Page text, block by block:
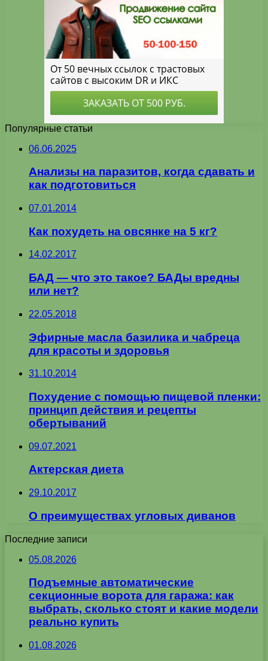
Популярные статьи
06.06.2025
Анализы на паразитов, когда сдавать и
как подготовиться
07.01.2014
Как похудеть на овсянке на 5 кг?
14.02.2017
БАД — что это такое? БАДы вредны
или нет?
22.05.2018
Эфирные масла базилика и чабреца
для красоты и здоровья
31.10.2014
Похудение с помощью пищевой пленки:
принцип действия и рецепты
обертываний
09.07.2021
Актерская диета
29.10.2017
О преимуществах угловых диванов
Последние записи
05.08.2026
Подъемные автоматические
секционные ворота для гаража: как
выбрать, сколько стоят и какие модели
реально купить
01.08.2026